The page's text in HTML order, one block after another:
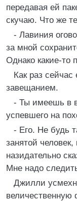
передавая ей
скучаю. Что же
- Лавиния
за мной
Однако какие-то
Как раз сейчас
завещанием.
- Ты имеешь в
успевшего на
- Его. Не будь
занятой
назидательно
Мне надо
Джилли
величественную